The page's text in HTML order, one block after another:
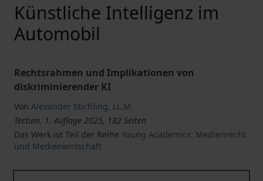
Künstliche Intelligenz im
Automobil
Rechtsrahmen und Implikationen von
diskriminierender KI
Von Alexander Stichling, LL.M.
Tectum, 1. Auflage 2025, 182 Seiten
Das Werk ist Teil der Reihe Young Academics: Medienrecht
und Medienwirtschaft